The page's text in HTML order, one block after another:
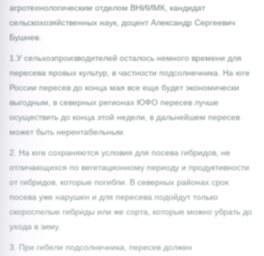
агротехнологическим отделом ВНИИМК, кандидат
сельскохозяйственных наук, доцент Александр Сергеевич
Бушнев.
1.У сельхозпроизводителей осталось немного времени для
пересева яровых культур, в частности подсолнечника. На юге
России пересев до конца мая все еще будет экономически
выгодным, в северных регионах ЮФО пересев лучше
осуществить до конца этой недели, в дальнейшем пересев
может быть нерентабельным.
2. На юге сохраняются условия для посева гибридов, не
отличающихся по вегетационному периоду и продуктивности
от гибридов, которые погибли. В северных районах срок
посева уже нарушен и для пересева подойдут только
скороспелые гибриды или же сорта, которые можно убрать до
ухода в зиму.
3. При гибели подсолнечника, пересев должен